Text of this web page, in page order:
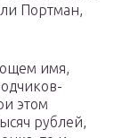
Портман,
имя,
этом
рублей,